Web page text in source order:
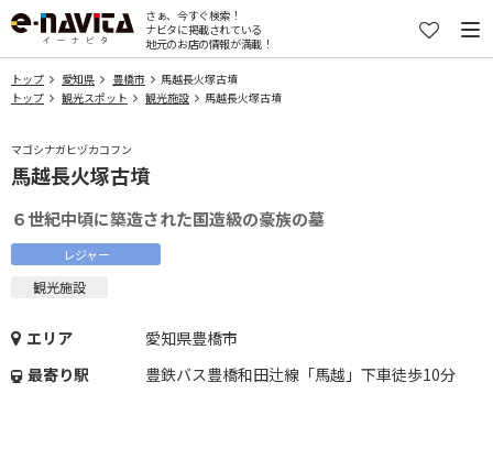
さぁ、今すぐ検索！
ナビタに掲載されている
地元のお店の情報が満載！
トップ 愛知県 豊橋市
馬越長火塚古墳
トップ
観光スポット 観光施設 馬越長火塚古墳
マゴシナガヒヅカコフン
馬越長火塚古墳
６世紀中頃に築造された国造級の豪族の墓
レジャー
観光施設
エリア
愛知県豊橋市
最寄り駅
豊鉄バス豊橋和田辻線「馬越」下車徒歩10分